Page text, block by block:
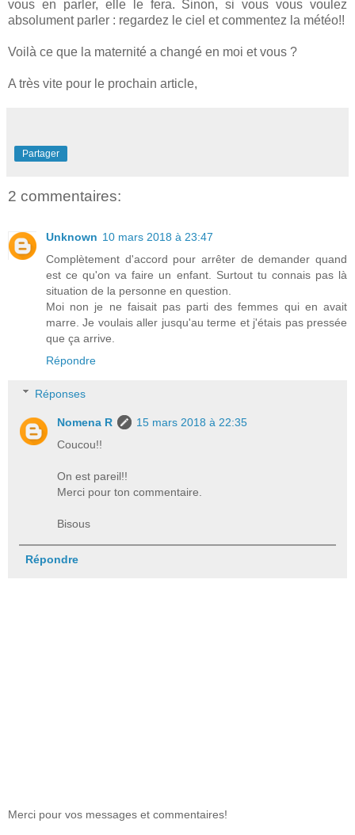
vous en parler, elle le fera. Sinon, si vous vous voulez
absolument parler : regardez le ciel et commentez la météo!!
Voilà ce que la maternité a changé en moi et vous ?
A très vite pour le prochain article,
Partager
2 commentaires:
Unknown 10 mars 2018 à 23:47
Complètement d'accord pour arrêter de demander quand
est ce qu'on va faire un enfant. Surtout tu connais pas là
situation de la personne en question.
Moi non je ne faisait pas parti des femmes qui en avait
marre. Je voulais aller jusqu'au terme et j'étais pas pressée
que ça arrive.
Répondre
Réponses
Nomena R
15 mars 2018 à 22:35
Coucou!!
On est pareil!!
Merci pour ton commentaire.
Bisous
Répondre
Merci pour vos messages et commentaires!